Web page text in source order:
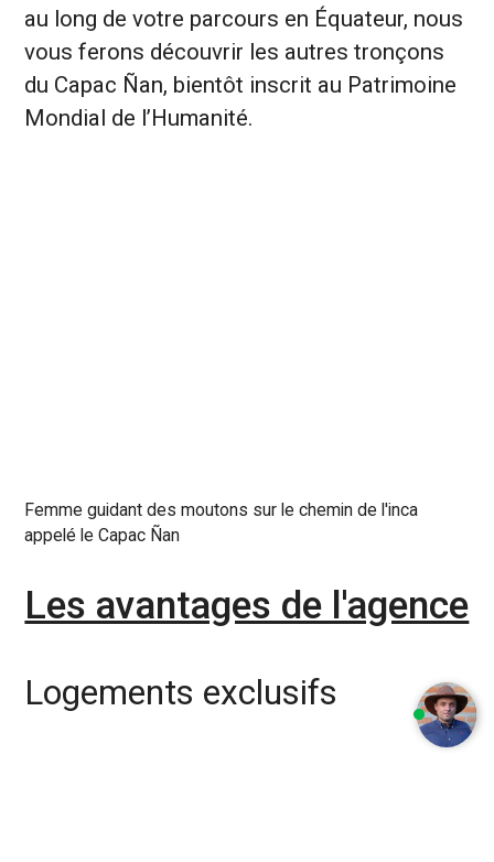
au long de votre parcours en Équateur, nous
vous ferons découvrir les autres tronçons
du Capac Ñan, bientôt inscrit au Patrimoine
Mondial de l’Humanité.
Femme guidant des moutons sur le chemin de l'inca
appelé le Capac Ñan
Les avantages de l'agence
Logements exclusifs